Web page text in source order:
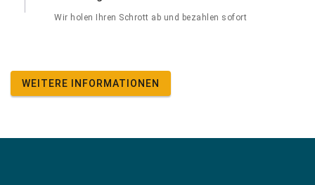
Wir holen Ihren Schrott ab und bezahlen sofort
WEITERE INFORMATIONEN